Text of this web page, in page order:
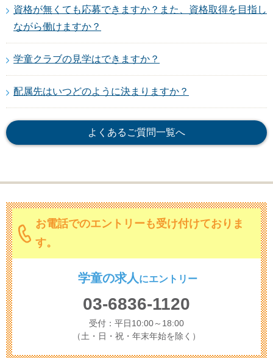
資格が無くても応募できますか？また、資格取得を目指し
ながら働けますか？
学童クラブの見学はできますか？
配属先はいつどのように決まりますか？
よくあるご質問一覧へ
お電話でのエントリーも受け付けておりま
す。
学童の求人 にエントリー
03-6836-1120
受付：平日10:00～18:00
（土・日・祝・年末年始を除く）